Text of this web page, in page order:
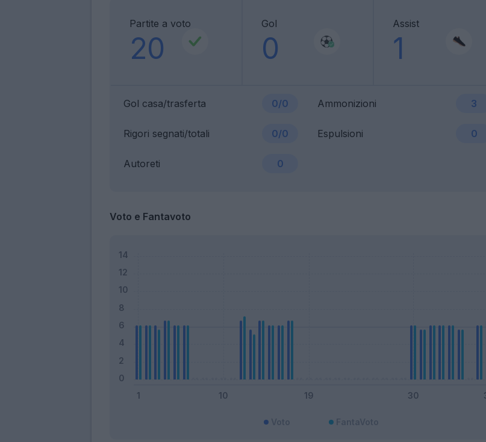
Partite a voto
20
Gol
0
Assist
1
Gol casa/trasferta 0/0 Ammonizioni 3
Rigori segnati/totali 0/0 Espulsioni 0
Autoreti 0
Voto e Fantavoto